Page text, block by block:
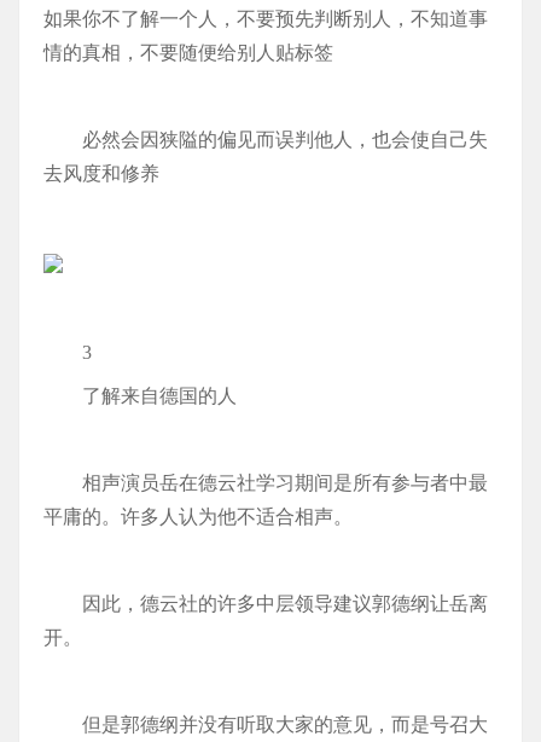
如果你不了解一个人，不要预先判断别人，不知道事
情的真相，不要随便给别人贴标签
必然会因狭隘的偏见而误判他人，也会使自己失
去风度和修养
3
了解来自德国的人
相声演员岳在德云社学习期间是所有参与者中最
平庸的。许多人认为他不适合相声。
因此，德云社的许多中层领导建议郭德纲让岳离
开。
但是郭德纲并没有听取大家的意见，而是号召大